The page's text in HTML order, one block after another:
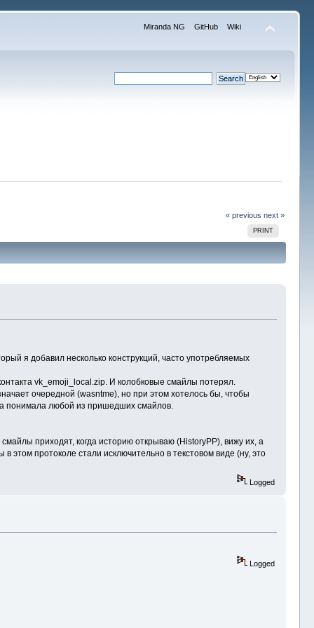
Miranda NG GitHub Wiki
« previous next »
PRINT
я добавил несколько конструкций, часто употребляемых
vk_emoji_local.zip. И колобковые смайлы потерял.
очередной (wasntme), но при этом хотелось бы, чтобы
понимала любой из пришедших смайлов.
приходят, когда историю открываю (HistoryPP), вижу их, а
этом протоколе стали исключительно в текстовом виде (ну, это
Logged
Logged